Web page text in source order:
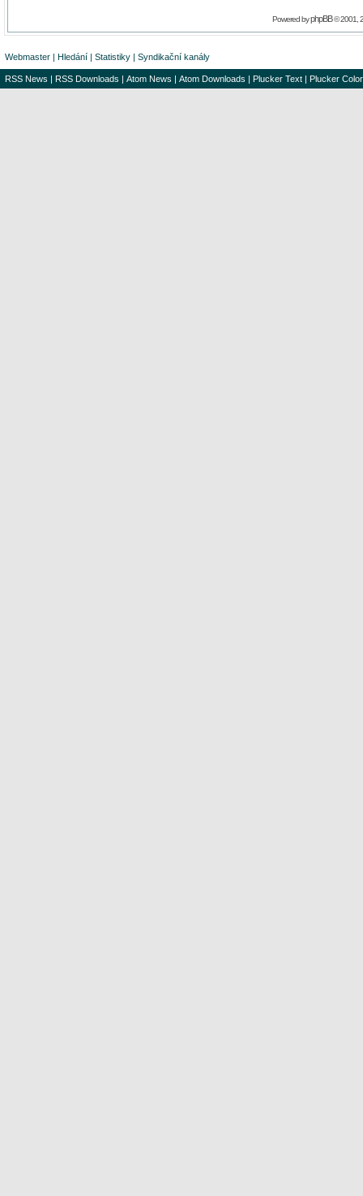
Powered byphpBB© 2001,
Webmaster | Hledání | Statistiky | Syndikační kanály
RSS News | RSS Downloads | Atom News | Atom Downloads | Plucker Text | Plucker Color